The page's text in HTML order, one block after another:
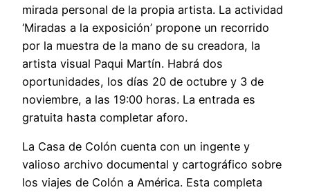
mirada personal de la propia artista. La actividad
‘Miradas a la exposición’ propone un recorrido
por la muestra de la mano de su creadora, la
artista visual Paqui Martín. Habrá dos
oportunidades, los días 20 de octubre y 3 de
noviembre, a las 19:00 horas. La entrada es
gratuita hasta completar aforo.
La Casa de Colón cuenta con un ingente y
valioso archivo documental y cartográfico sobre
los viajes de Colón a América. Esta completa